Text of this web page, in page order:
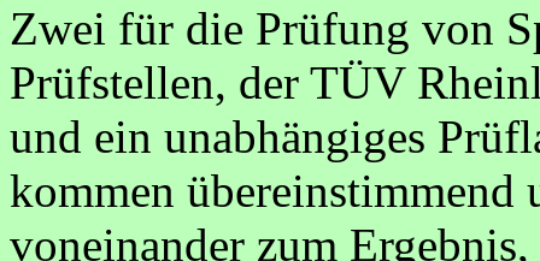
Zwei für die Prüfung von
Prüfstellen, der TÜV
und ein unabhängiges
kommen
voneinander zum